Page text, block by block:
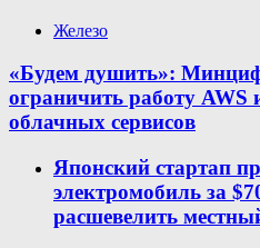
Железо
«Будем душить»:
ограничить работу
облачных сервисов
Японский стартап
электромобиль за
расшевелить